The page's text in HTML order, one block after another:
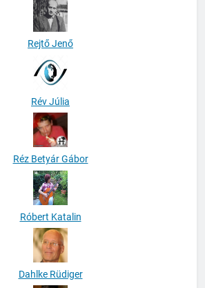
Rejtő Jenő
Rév Júlia
Réz Betyár Gábor
Róbert Katalin
Dahlke Rüdiger